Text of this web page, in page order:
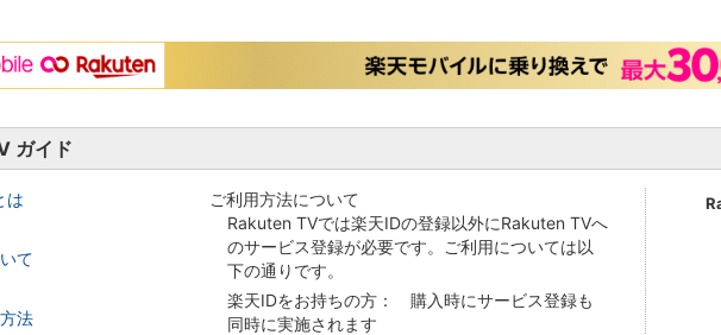
ガイド
は
て
法
ご利用方法について
Rakuten TVでは楽天IDの登録以外にRakuten TVへ
のサービス登録が必要です。ご利用については以
下の通りです。
楽天IDをお持ちの方： 購入時にサービス登録も
同時に実施されます